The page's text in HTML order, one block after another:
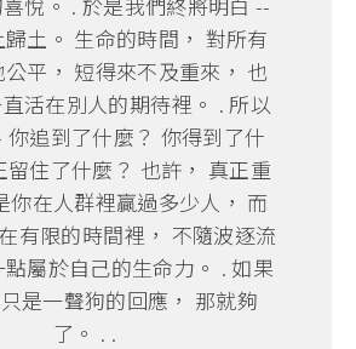
土。 生命的時間， 對所有
公平， 短得來不及重來， 也
活在別人的期待裡。 . 所以
你追到了什麼？ 你得到了什
留住了什麼？ 也許， 真正重
你在人群裡贏過多少人， 而
有限的時間裡， 不隨波逐流
屬於自己的生命力。 . 如果
是一聲狗的回應， 那就夠
了。 . .